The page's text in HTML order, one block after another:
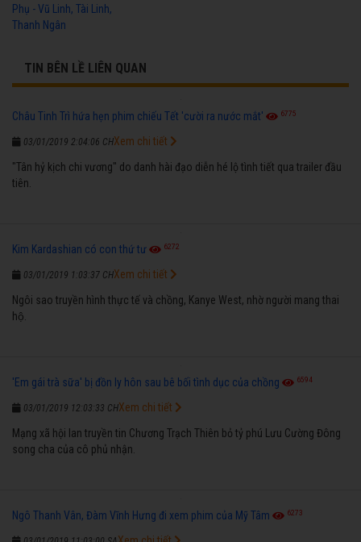
Phụ - Vũ Linh, Tài Linh,
Thanh Ngân
TIN BÊN LỀ LIÊN QUAN
Châu Tinh Trì hứa hẹn phim chiếu Tết 'cười ra nước mắt' 6775
03/01/2019 2:04:06 CH
"Tân hỷ kịch chi vương" do danh hài đạo diễn hé lộ tình tiết qua trailer đầu
tiên.
Xem chi tiết
Kim Kardashian có con thứ tư 6272
03/01/2019 1:03:37 CH
Ngôi sao truyền hình thực tế và chồng, Kanye West, nhờ người mang thai
hộ.
Xem chi tiết
'Em gái trà sữa' bị đồn ly hôn sau bê bối tình dục của chồng 6594
03/01/2019 12:03:33 CH
Mạng xã hội lan truyền tin Chương Trạch Thiên bỏ tỷ phú Lưu Cường Đông
song cha của cô phủ nhận.
Xem chi tiết
Ngô Thanh Vân, Đàm Vĩnh Hưng đi xem phim của Mỹ Tâm 6273